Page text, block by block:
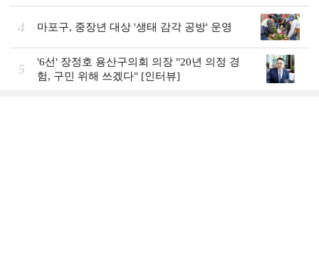
4 마포구, 중장년 대상 '생태 감각 공방' 운영
5
'6선' 장정호 용산구의회 의장 "20년 의정 경
험, 구민 위해 쓰겠다" [인터뷰]